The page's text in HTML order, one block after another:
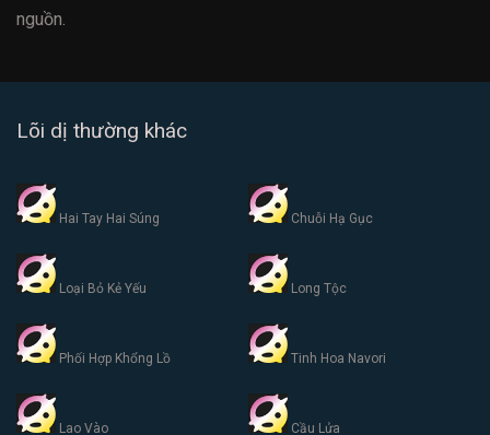
nguồn.
Lõi dị thường khác
Hai Tay Hai Súng Chuỗi Hạ Gục
Loại Bỏ Kẻ Yếu Long Tộc
Phối Hợp Khổng Lồ Tinh Hoa Navori
Lao Vào Cầu Lửa